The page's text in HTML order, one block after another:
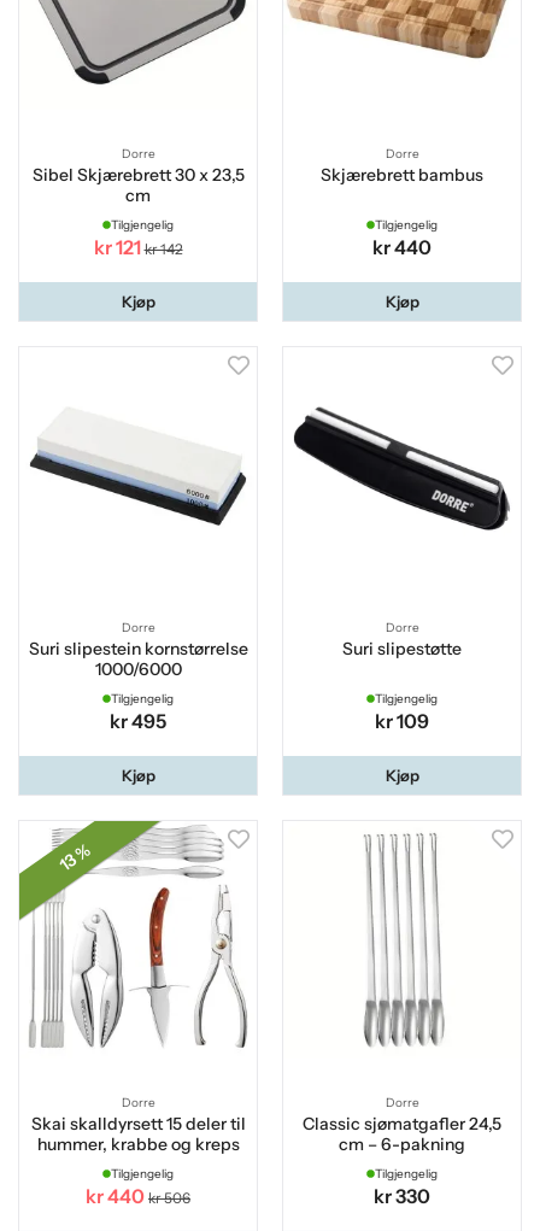
Dorre
Sibel Skjærebrett 30 x 23,5
cm
Tilgjengelig
kr 121 kr 142
Kjøp
Dorre
Skjærebrett bambus
Tilgjengelig
kr 440
Kjøp
Dorre
Suri slipestein kornstørrelse
1000/6000
Tilgjengelig
kr 495
Kjøp
Dorre
Suri slipestøtte
Tilgjengelig
kr 109
Kjøp
13 %
Dorre
Skai skalldyrsett 15 deler til
hummer, krabbe og kreps
Tilgjengelig
kr 440 kr 506
Dorre
Classic sjømatgafler 24,5
cm – 6-pakning
Tilgjengelig
kr 330